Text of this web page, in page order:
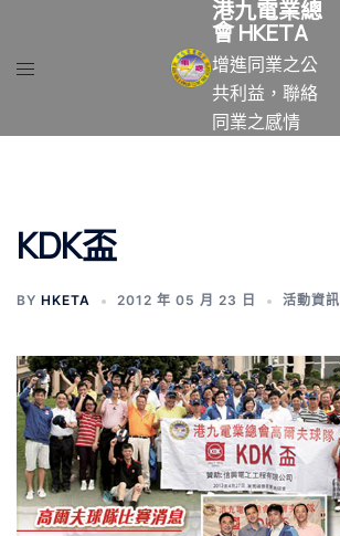
港九電業總
會 HKETA
增進同業之公
共利益，聯絡
同業之感情
KDK盃
BY HKETA 2012 年 05 月 23 日 活動資訊